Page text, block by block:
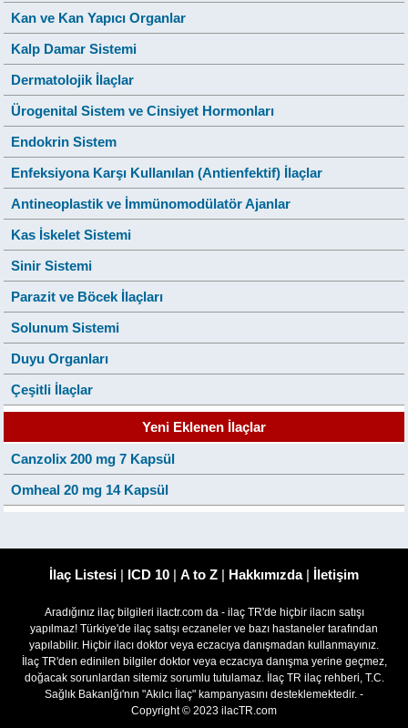
Kan ve Kan Yapıcı Organlar
Kalp Damar Sistemi
Dermatolojik İlaçlar
Ürogenital Sistem ve Cinsiyet Hormonları
Endokrin Sistem
Enfeksiyona Karşı Kullanılan (Antienfektif) İlaçlar
Antineoplastik ve İmmünomodülatör Ajanlar
Kas İskelet Sistemi
Sinir Sistemi
Parazit ve Böcek İlaçları
Solunum Sistemi
Duyu Organları
Çeşitli İlaçlar
Yeni Eklenen İlaçlar
Canzolix 200 mg 7 Kapsül
Omheal 20 mg 14 Kapsül
İlaç Listesi | ICD 10 | A to Z | Hakkımızda| İletişim
Aradığınız ilaç bilgileri ilactr.com da - ilaç TR'de hiçbir ilacın satışı
yapılmaz! Türkiye'de ilaç satışı eczaneler ve bazı hastaneler tarafından
yapılabilir. Hiçbir ilacı doktor veya eczacıya danışmadan kullanmayınız.
İlaç TR'den edinilen bilgiler doktor veya eczacıya danışma yerine geçmez,
doğacak sorunlardan sitemiz sorumlu tutulamaz. İlaç TR ilaç rehberi, T.C.
Sağlık Bakanlğı'nın "Akılcı İlaç" kampanyasını desteklemektedir. -
Copyright © 2023 ilacTR.com